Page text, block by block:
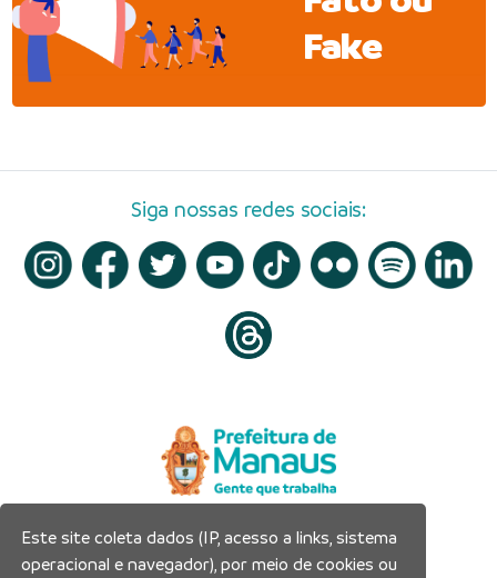
Fake
Siga nossas redes sociais:
Prefeitura Municipal de Manaus
Este site coleta dados (IP, acesso a links, sistema
operacional e navegador), por meio de cookies ou